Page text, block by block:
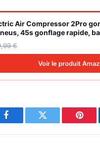
Air Compressor 2Pro
45s gonflage rapide,
mm
€
Voir le produit
Facebook Twitter